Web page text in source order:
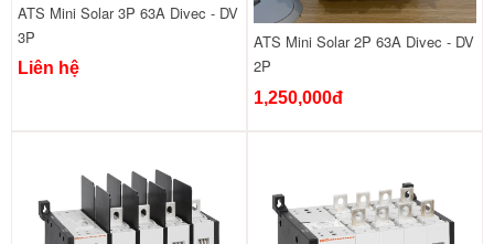
ATS Mini Solar 3P 63A Divec - DV
3P
Liên hệ
ATS Mini Solar 2P 63A Divec - DV
2P
1,250,000đ